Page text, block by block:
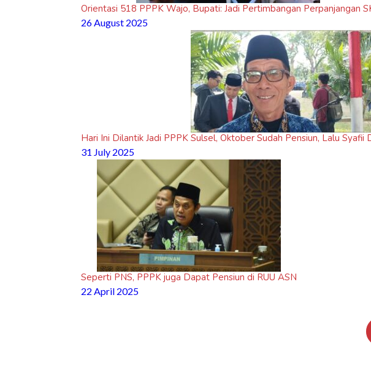
Orientasi 518 PPPK Wajo, Bupati: Jadi Pertimbangan Perpanjangan
26 August 2025
Hari Ini Dilantik Jadi PPPK Sulsel, Oktober Sudah Pensiun, Lalu
31 July 2025
Seperti PNS, PPPK juga Dapat Pensiun di RUU ASN
22 April 2025